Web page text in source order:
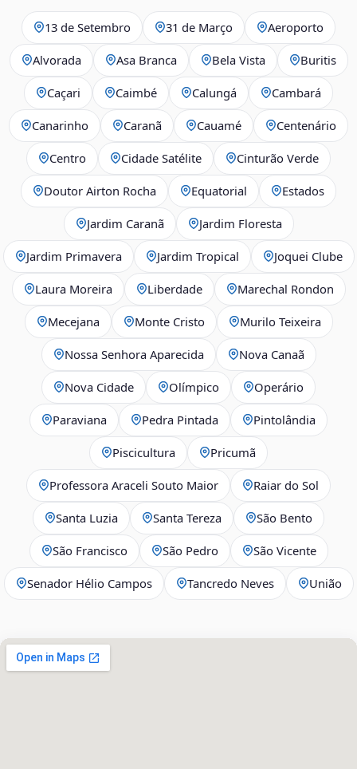
13 de Setembro 31 de Março Aeroporto
Alvorada Asa Branca Bela Vista Buritis
Caçari Caimbé Calungá Cambará
Canarinho Caranã Cauamé Centenário
Centro Cidade Satélite Cinturão Verde
Doutor Airton Rocha Equatorial Estados
Jardim Caranã Jardim Floresta
Jardim Primavera Jardim Tropical Joquei Clube
Laura Moreira Liberdade Marechal Rondon
Mecejana Monte Cristo Murilo Teixeira
Nossa Senhora Aparecida Nova Canaã
Nova Cidade Olímpico Operário
Paraviana Pedra Pintada Pintolândia
Piscicultura Pricumã
Professora Araceli Souto Maior Raiar do Sol
Santa Luzia Santa Tereza São Bento
São Francisco São Pedro São Vicente
Senador Hélio Campos Tancredo Neves União